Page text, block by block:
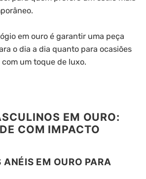
em ouro é garantir uma peça
o dia a dia quanto para ocasiões
um toque de luxo.
EM OURO:
COM IMPACTO
ANÉIS EM OURO PARA